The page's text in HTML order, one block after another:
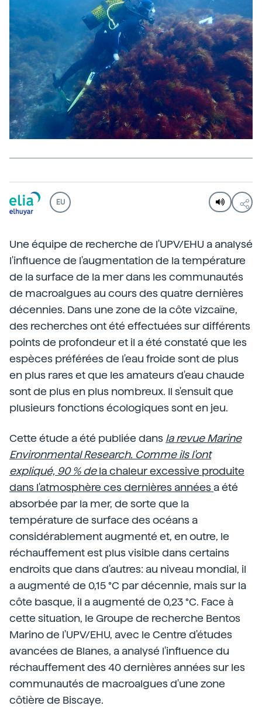
EU
Une équipe de recherche de l'UPV/EHU a analysé
l'influence de l'augmentation de la température
de la surface de la mer dans les communautés
de macroalgues au cours des quatre dernières
décennies. Dans une zone de la côte vizcaïne,
des recherches ont été effectuées sur différents
points de profondeur et il a été constaté que les
espèces préférées de l'eau froide sont de plus
en plus rares et que les amateurs d'eau chaude
sont de plus en plus nombreux. Il s'ensuit que
plusieurs fonctions écologiques sont en jeu.
Cette étude a été publiée dans la revue Marine
Environmental Research. Comme ils l'ont
expliqué, 90 % dela chaleur excessive produite
dans l'atmosphère ces dernières années a été
absorbée par la mer, de sorte que la
température de surface des océans a
considérablement augmenté et, en outre, le
réchauffement est plus visible dans certains
endroits que dans d'autres: au niveau mondial, il
a augmenté de 0,15 °C par décennie, mais sur la
côte basque, il a augmenté de 0,23 °C. Face à
cette situation, le Groupe de recherche Bentos
Marino de l'UPV/EHU, avec le Centre d'études
avancées de Blanes, a analysé l'influence du
réchauffement des 40 dernières années sur les
communautés de macroalgues d'une zone
côtière de Biscaye.